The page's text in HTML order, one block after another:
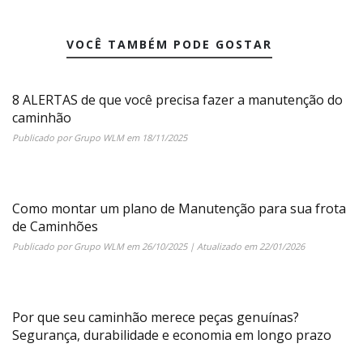
VOCÊ TAMBÉM PODE GOSTAR
8 ALERTAS de que você precisa fazer a manutenção do
caminhão
Publicado porGrupo WLMem 18/11/2025
Como montar um plano de Manutenção para sua frota
de Caminhões
Publicado porGrupo WLMem26/10/2025| Atualizado em22/01/2026
Por que seu caminhão merece peças genuínas?
Segurança, durabilidade e economia em longo prazo